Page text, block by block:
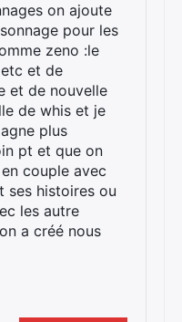
on ajoute
pour les
zeno :le
et de
et de nouvelle
de whis et je
plus
pt et que on
couple avec
ses histoires ou
les autre
a créé nous